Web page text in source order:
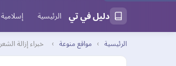
دليل في تي الرئيسية إسلامية
الرئيسية › مواقع منوعة › خبراء إزالة الشعر